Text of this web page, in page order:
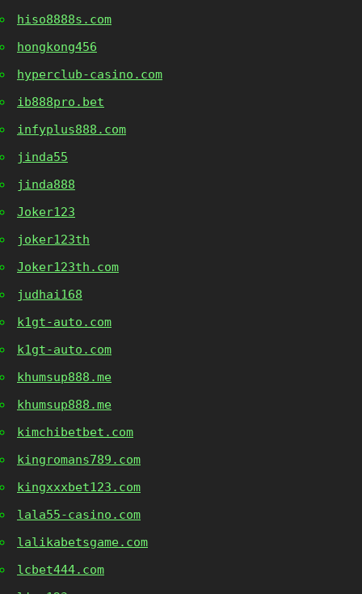
hiso8888s.com
hongkong456
hyperclub-casino.com
ib888pro.bet
infyplus888.com
jinda55
jinda888
Joker123
joker123th
Joker123th.com
judhai168
k1gt-auto.com
k1gt-auto.com
khumsup888.me
khumsup888.me
kimchibetbet.com
kingromans789.com
kingxxxbet123.com
lala55-casino.com
lalikabetsgame.com
lcbet444.com